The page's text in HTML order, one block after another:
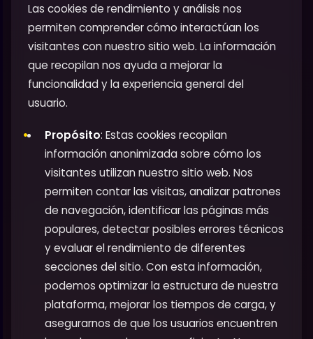
Las cookies de rendimiento y análisis nos
permiten comprender cómo interactúan los
visitantes con nuestro sitio web. La información
que recopilan nos ayuda a mejorar la
funcionalidad y la experiencia general del
usuario.
Propósito: Estas cookies recopilan
información anonimizada sobre cómo los
visitantes utilizan nuestro sitio web. Nos
permiten contar las visitas, analizar patrones
de navegación, identificar las páginas más
populares, detectar posibles errores técnicos
y evaluar el rendimiento de diferentes
secciones del sitio. Con esta información,
podemos optimizar la estructura de nuestra
plataforma, mejorar los tiempos de carga, y
asegurarnos de que los usuarios encuentren